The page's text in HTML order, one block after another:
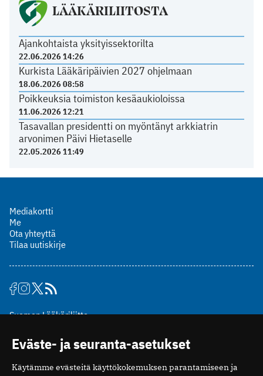
LÄÄKÄRILIITOSTA
Ajankohtaista yksityissektorilta
22.06.2026 14:26
Kurkista Lääkäripäivien 2027 ohjelmaan
18.06.2026 08:58
Poikkeuksia toimiston kesäaukioloissa
11.06.2026 12:21
Tasavallan presidentti on myöntänyt arkkiatrin
arvonimen Päivi Hietaselle
22.05.2026 11:49
Mediakortti
Me
Ota yhteyttä
Tilaa uutiskirje
Suomen Lääkäriliitto
00510 Helsinki
puh. (09) 393 091
toimitus@potilaanlaakarilehti.fi
Eväste- ja seuranta-asetukset
Käytämme evästeitä käyttökokemuksen parantamiseen ja